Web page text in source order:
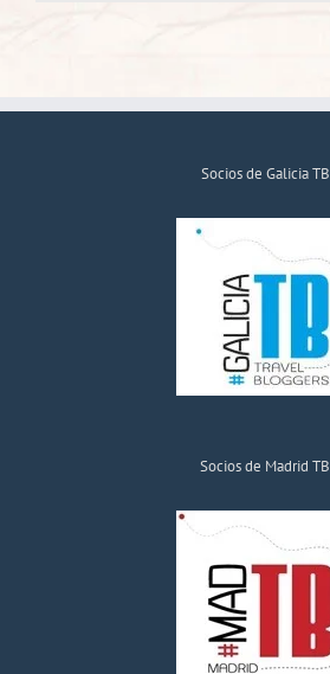
Socios de Galicia TB
Socios de Madrid TB